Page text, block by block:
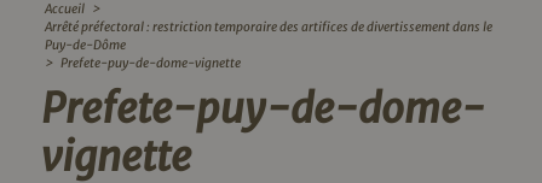
Accueil >
Arrêté préfectoral : restriction temporaire des artifices de divertissement dans le
Puy-de-Dôme
> Prefete-puy-de-dome-vignette
Prefete-puy-de-dome-
vignette